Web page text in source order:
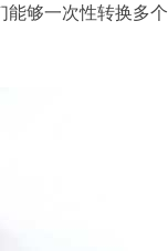
够一次性转换多